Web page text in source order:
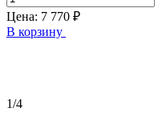
Цена: 7 770 ₽
В корзину
1/4